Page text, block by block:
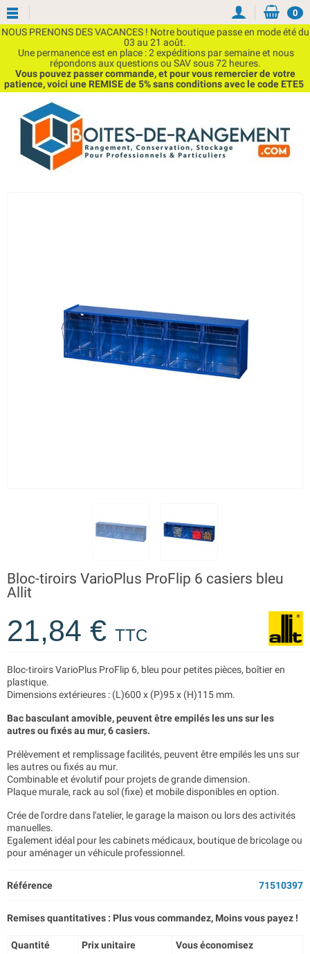
NOUS PRENONS DES VACANCES ! Notre boutique passe en mode été du
03 au 21 août.
Une permanence est en place : 2 expéditions par semaine et nous
répondons aux questions ou SAV sous 72 heures.
Vous pouvez passer commande, et pour vous remercier de votre
patience, voici une REMISE de 5% sans conditions avec le code ETE5
0
Bloc-tiroirs VarioPlus ProFlip 6 casiers bleu
Allit
21,84 € TTC
Bloc-tiroirs VarioPlus ProFlip 6, bleu pour petites pièces, boîtier en
plastique.
Dimensions extérieures : (L)600 x (P)95 x (H)115 mm.
Bac basculant amovible, peuvent être empilés les uns sur les
autres ou fixés au mur, 6 casiers.
Prélèvement et remplissage facilités, peuvent être empilés les uns sur
les autres ou fixés au mur.
Combinable et évolutif pour projets de grande dimension.
Plaque murale, rack au sol (fixe) et mobile disponibles en option.
Crée de l'ordre dans l'atelier, le garage la maison ou lors des activités
manuelles.
Egalement idéal pour les cabinets médicaux, boutique de bricolage ou
pour aménager un véhicule professionnel.
Référence 71510397
Remises quantitatives : Plus vous commandez, Moins vous payez !
Quantité Prix unitaire
Vous économisez